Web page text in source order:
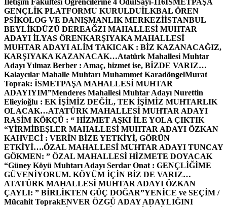
GENÇLİK PLATFORMU KURULDUİLKBAL ÖREN
PSİKOLOG VE DANIŞMANLIK MERKEZİİSTANBUL
BEYLİKDÜZÜ DEREAĞZI MAHALLESİ MUHTAR
ADAYI İLYAS ÖRENKARŞIYAKA MAHALLESİ
MUHTAR ADAYI ALİM TAKICAK : BİZ KAZANACAĞIZ,
KARŞIYAKA KAZANACAK…Atatürk Mahallesi Muhtar
Adayı Yılmaz Berber : Amaç, hizmet ise, BİZDE VARIZ…
Kalaycılar Mahalle Muhtarı Muhammet KaradöngelMurat
Toprak: İSMETPAŞA MAHALLESİ MUHTAR
ADAYIYIM”Menderes Mahallesi Muhtar Adayı Nurettin
Elieyioğlu : EK İŞİMİZ DEĞİL, TEK İŞİMİZ MUHTARLIK
OLACAK…ATATÜRK MAHALLESİ MUHTAR ADAYI
RASİM KÖKÇÜ : “ HİZMET AŞKI İLE YOLA ÇIKTIK
“YİRMİBEŞLER MAHALLESİ MUHTAR ADAYI ÖZKAN
KAHVECİ : VERİN BİZE YETKİYİ, GÖRÜN
ETKİYİ….ÖZAL MAHALLESİ MUHTAR ADAYI TUNCAY
GÖKMEN: ” ÖZAL MAHALLESİ HİZMETE DOYACAK
“Güney Köyü Muhtarı Adayı Serdar Onat : GENÇLİĞİME
GÜVENİYORUM. KÖYÜM İÇİN BİZ DE VARIZ…
ATATÜRK MAHALLESİ MUHTAR ADAYI ÖZKAN
ÇAYLI: ” BİRLİKTEN GÜÇ DOĞAR”YENİCE ve SEÇİM /
Mücahit ToprakENVER ÖZGÜ ADAY ADAYLIĞINI